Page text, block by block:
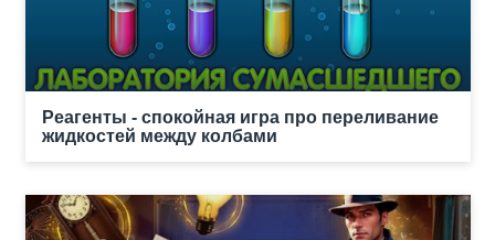
Реагенты - спокойная игра про переливание
жидкостей между колбами